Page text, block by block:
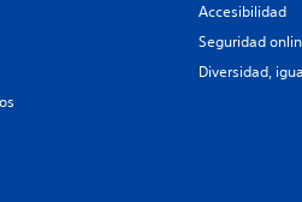
Accesibilidad
Seguridad
Diversidad,